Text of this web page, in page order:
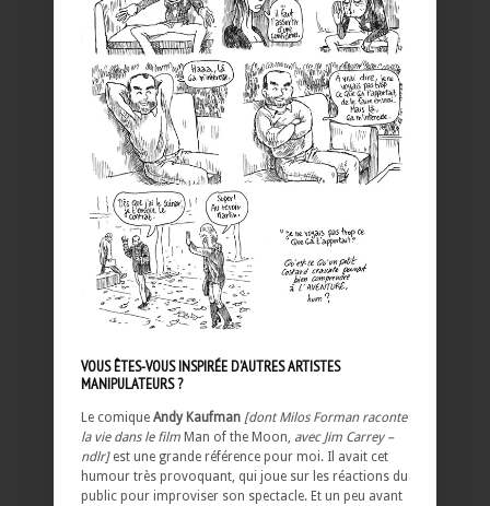
VOUS ÊTES-VOUS INSPIRÉE D’AUTRES ARTISTES
MANIPULATEURS ?
Le comique Andy Kaufman [dont Milos Forman raconte
la vie dans le film Man of the Moon, avec Jim Carrey –
ndlr]est une grande référence pour moi. Il avait cet
humour très provoquant, qui joue sur les réactions du
public pour improviser son spectacle. Et un peu avant